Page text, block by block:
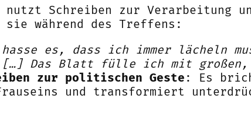
nutzt Schreiben zur Verarbeitung
während des Treffens:
es, dass ich immer lächeln
Das Blatt fülle ich mit großen,
zur politischen Geste : Es
und transformiert